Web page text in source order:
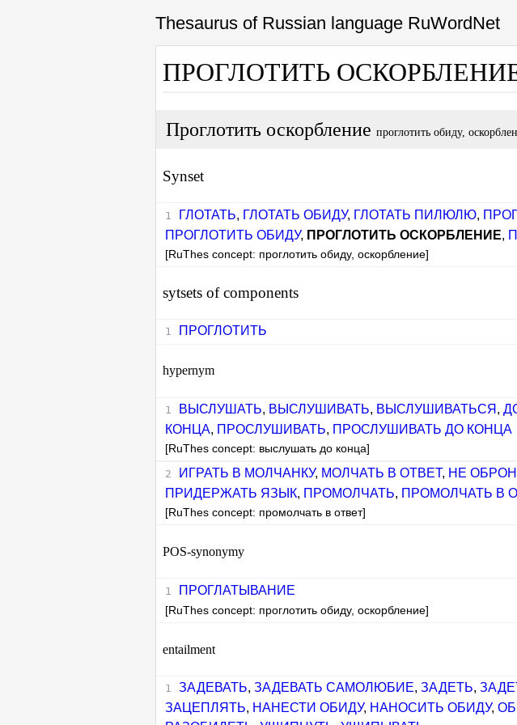
Thesaurus of Russian language RuWordNet
ПРОГЛОТИТЬ
Проглотить оскорбление проглотить обиду,
Synset
ГЛОТАТЬ, ГЛОТАТЬ ОБИДУ, ГЛОТАТЬ ПИЛЮЛЮ,
ПРОГЛОТИТЬ ОБИДУ, ПРОГЛОТИТЬ ОСКОРБЛЕНИЕ,
[RuThes concept: проглотить обиду, оскорбление]
sytsets of components
ПРОГЛОТИТЬ
hypernym
ВЫСЛУШАТЬ, ВЫСЛУШИВАТЬ, ВЫСЛУШИВАТЬСЯ ,
КОНЦА, ПРОСЛУШИВАТЬ, ПРОСЛУШИВАТЬ ДО КОНЦА
[RuThes concept: выслушать до конца]
ИГРАТЬ В МОЛЧАНКУ, МОЛЧАТЬ В ОТВЕТ, НЕ
ПРИДЕРЖАТЬ ЯЗЫК, ПРОМОЛЧАТЬ, ПРОМОЛЧАТЬ В
[RuThes concept: промолчать в ответ]
POS-synonymy
ПРОГЛАТЫВАНИЕ
[RuThes concept: проглотить обиду, оскорбление]
entailment
ЗАДЕВАТЬ, ЗАДЕВАТЬ САМОЛЮБИЕ, ЗАДЕТЬ,
ЗАЦЕПЛЯТЬ, НАНЕСТИ ОБИДУ, НАНОСИТЬ ОБИДУ,